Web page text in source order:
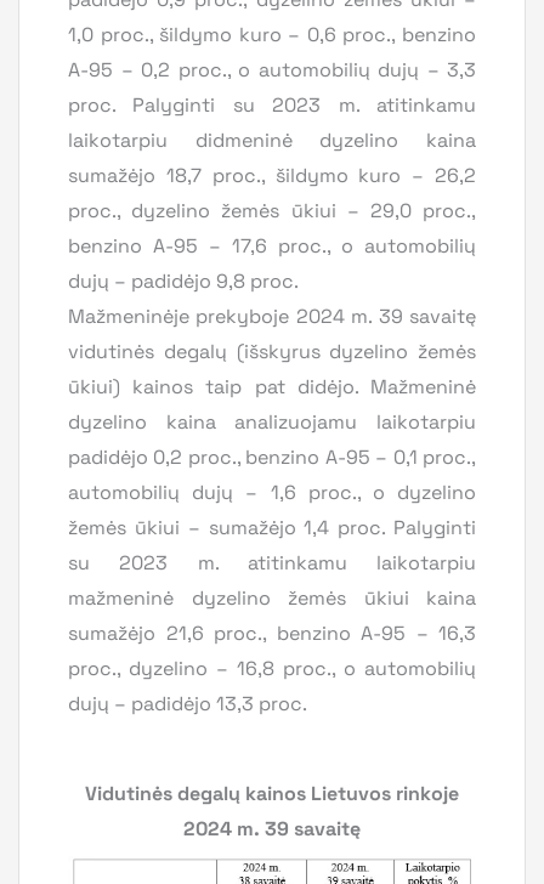
1,0 proc., šildymo kuro – 0,6 proc., benzino
A-95 – 0,2 proc., o automobilių dujų – 3,3
proc. Palyginti su 2023 m. atitinkamu
laikotarpiu didmeninė dyzelino kaina
sumažėjo 18,7 proc., šildymo kuro – 26,2
proc., dyzelino žemės ūkiui – 29,0 proc.,
benzino A-95 – 17,6 proc., o automobilių
dujų – padidėjo 9,8 proc.
Mažmeninėje prekyboje 2024 m. 39 savaitę
vidutinės degalų (išskyrus dyzelino žemės
ūkiui) kainos taip pat didėjo. Mažmeninė
dyzelino kaina analizuojamu laikotarpiu
padidėjo 0,2 proc., benzino A-95 – 0,1 proc.,
automobilių dujų – 1,6 proc., o dyzelino
žemės ūkiui – sumažėjo 1,4 proc. Palyginti
su 2023 m. atitinkamu laikotarpiu
mažmeninė dyzelino žemės ūkiui kaina
sumažėjo 21,6 proc., benzino A-95 – 16,3
proc., dyzelino – 16,8 proc., o automobilių
dujų – padidėjo 13,3 proc.
Vidutinės degalų kainos Lietuvos rinkoje
2024 m. 39 savaitę